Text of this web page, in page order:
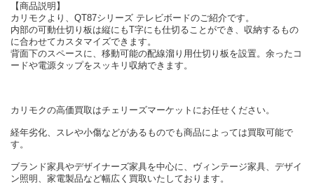
【商品説明】
カリモクより、QT87シリーズ テレビボードのご紹介です。
内部の可動仕切り板は縦にもT字にも仕切ることができ、収納するもの
に合わせてカスタマイズできます。
背面下のスペースに、移動可能の配線溜り用仕切り板を設置。余ったコ
ードや電源タップをスッキリ収納できます。
カリモクの高価買取はチェリーズマーケットにお任せください。
経年劣化、スレや小傷などがあるものでも商品によっては買取可能で
す。
ブランド家具やデザイナーズ家具を中心に、ヴィンテージ家具、デザイ
ン照明、家電製品など幅広く買取いたしております。